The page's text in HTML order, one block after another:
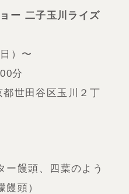
ー 二子玉川ライズ
）〜
分
世田谷区玉川２丁
ー饅頭、四葉のよう
饅頭）